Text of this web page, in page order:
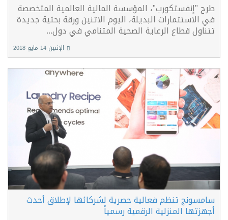
طرح "إنفستكورب"، المؤسسة المالية العالمية المتخصصة
في الاستثمارات البديلة، اليوم الاثنين ورقة بحثية جديدة
تتناول قطاع الرعاية الصحية المتنامي في دول...
الإثنين 14 مايو 2018
سامسونج تنظم فعالية حصرية لشركائها لإطلاق أحدث
أجهزتها المنزلية الرقمية رسمياً